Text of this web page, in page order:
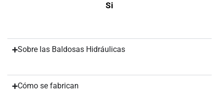
Si
Sobre las Baldosas Hidráulicas
Cómo se fabrican